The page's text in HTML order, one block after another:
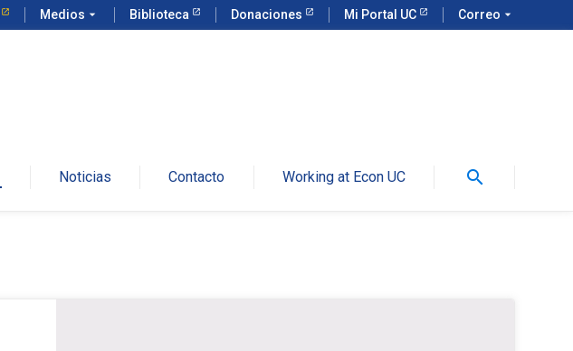
Medios arrow_drop_down Biblioteca Donaciones Mi Portal UC Correo arrow_drop_down
Noticias Contacto Working at Econ UC search